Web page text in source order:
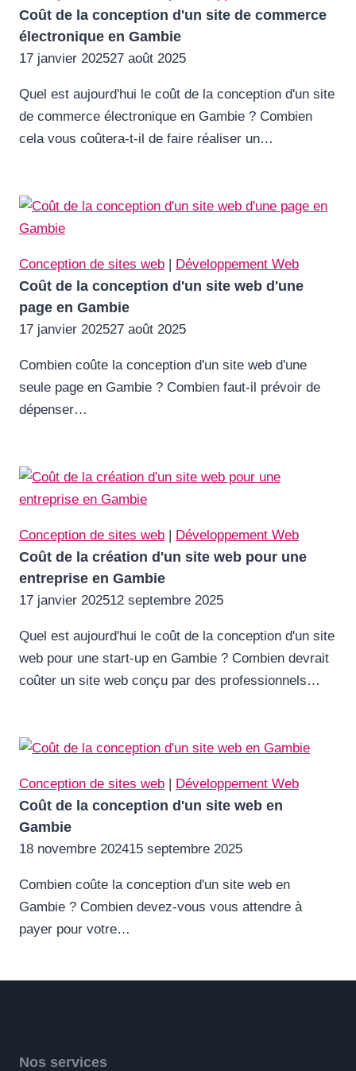
Coût de la conception d'un site de commerce
électronique en Gambie
17 janvier 202527 août 2025
Quel est aujourd'hui le coût de la conception d'un site
de commerce électronique en Gambie ? Combien
cela vous coûtera-t-il de faire réaliser un…
Conception de sites web | Développement Web
Coût de la conception d'un site web d'une
page en Gambie
17 janvier 202527 août 2025
Combien coûte la conception d'un site web d'une
seule page en Gambie ? Combien faut-il prévoir de
dépenser…
Conception de sites web | Développement Web
Coût de la création d'un site web pour une
entreprise en Gambie
17 janvier 202512 septembre 2025
Quel est aujourd'hui le coût de la conception d'un site
web pour une start-up en Gambie ? Combien devrait
coûter un site web conçu par des professionnels…
Conception de sites web | Développement Web
Coût de la conception d'un site web en
Gambie
18 novembre 202415 septembre 2025
Combien coûte la conception d'un site web en
Gambie ? Combien devez-vous vous attendre à
payer pour votre…
Nos services